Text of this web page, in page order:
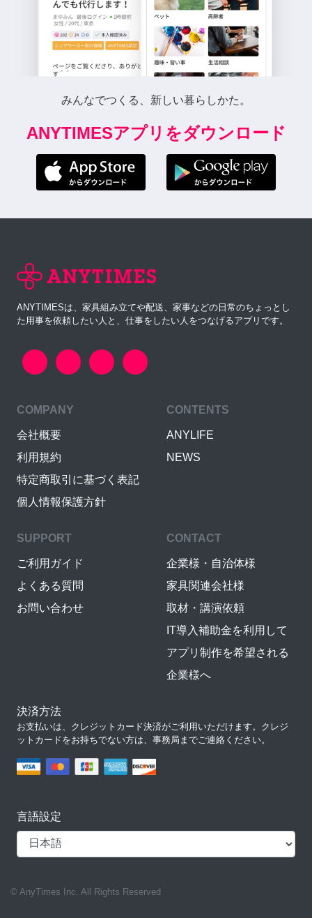
みんなでつくる、新しい暮らしかた。
ANYTIMESアプリをダウンロード
ANYTIMESは、家具組み立てや配送、家事などの日常のちょっとし
た用事を依頼したい人と、仕事をしたい人をつなげるアプリです。
COMPANY
会社概要
利用規約
特定商取引に基づく表記
個人情報保護方針
CONTENTS
ANYLIFE
NEWS
SUPPORT
ご利用ガイド
よくある質問
お問い合わせ
CONTACT
企業様・自治体様
家具関連会社様
取材・講演依頼
IT導入補助金を利用して
アプリ制作を希望される
企業様へ
決済方法
お支払いは、クレジットカード決済がご利用いただけます。クレジ
ットカードをお持ちでない方は、事務局までご連絡ください。
言語設定
© AnyTimes Inc. All Rights Reserved